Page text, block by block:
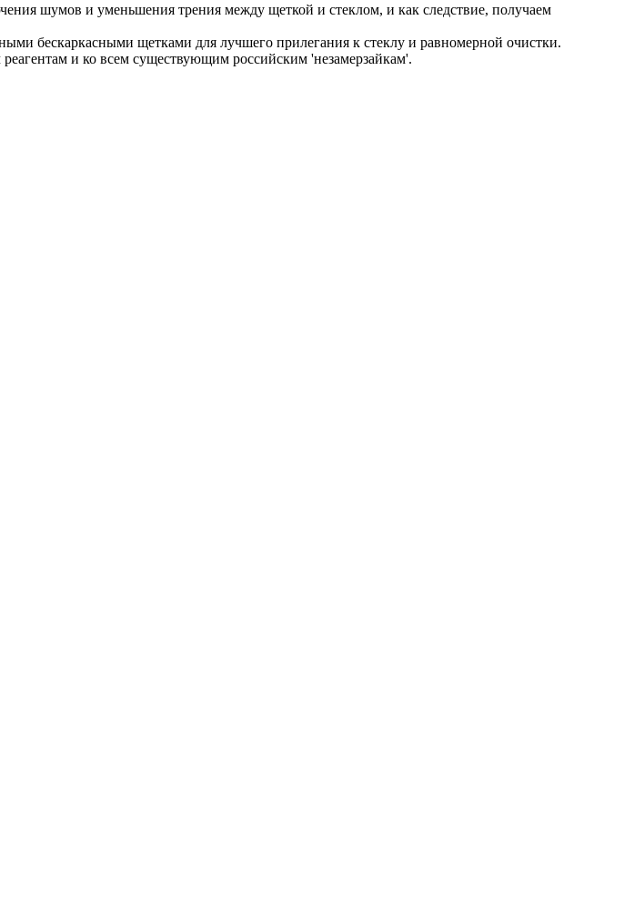
шумов и уменьшения трения между щеткой и стеклом, и как следствие, получаем
бескаркасными щетками для лучшего прилегания к стеклу и равномерной очистки.
и ко всем существующим российским 'незамерзайкам'.